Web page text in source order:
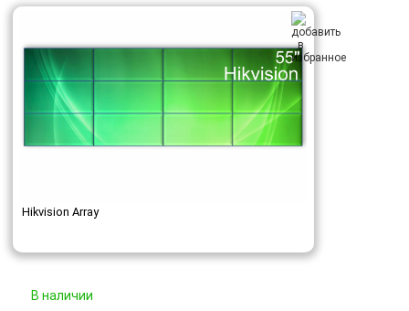
Hikvision Array
В наличии